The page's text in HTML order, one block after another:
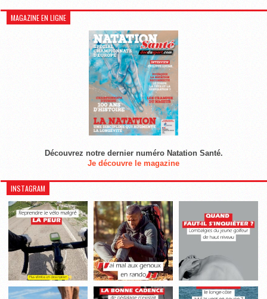
MAGAZINE EN LIGNE
Découvrez notre dernier numéro Natation Santé.
Je découvre le magazine
INSTAGRAM